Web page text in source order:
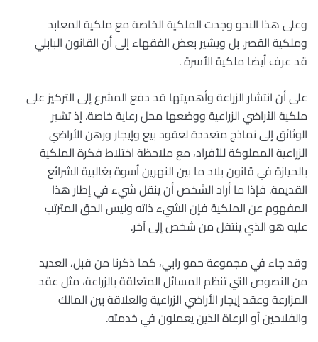
وعلى هذا النحو وجدت الملكية الخاصة مع ملكية المعابد
وملكية القصر. بل ويشير بعض الفقهاء إلى أن القانون البابلي
قد عرف أيضا ملكية الأسرة .
على أن انتشار الزراعة وأهميتها قد دفع المشرع إلى التركيز على
ملكية الأراضي الزراعية ووضعها محل رعاية خاصة. إذ تشير
الوثائق إلى نماذج متعددة لعقود بيع وإيجار ورهن الأراضي
الزراعية المملوكة للأفراد، مع ملاحظة اختلاط فكرة الملكية
بالحيازة في قانون بلاد ما بين النهرين أسوة بغالبية الشرائع
القديمة. فإذا ما أراد الشخص أن ينقل شيء في إطار هذا
المفهوم عن الملكية فإن الشيء ذاته وليس الحق المترتب
عليه هو الذي ينتقل من شخص إلى آخر.
وقد جاء في مجموعة حمو رابي، كما ذكرنا من قبل، العديد
من النصوص التي تنظم المسائل المتعلقة بالزراعة، مثل عقد
المزارعة وعقد إيجار الأراضي الزراعية والعلاقة بين المالك
والفلاحين أو الرعاة الذين يعملون في خدمته.